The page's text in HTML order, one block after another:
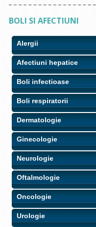
BOLI SI AFECTIUNI
Alergii
Afectiuni hepatice
Boli infectioase
Boli respiratorii
Dermatologie
Ginecologie
Neurologie
Oftalmologie
Oncologie
Urologie